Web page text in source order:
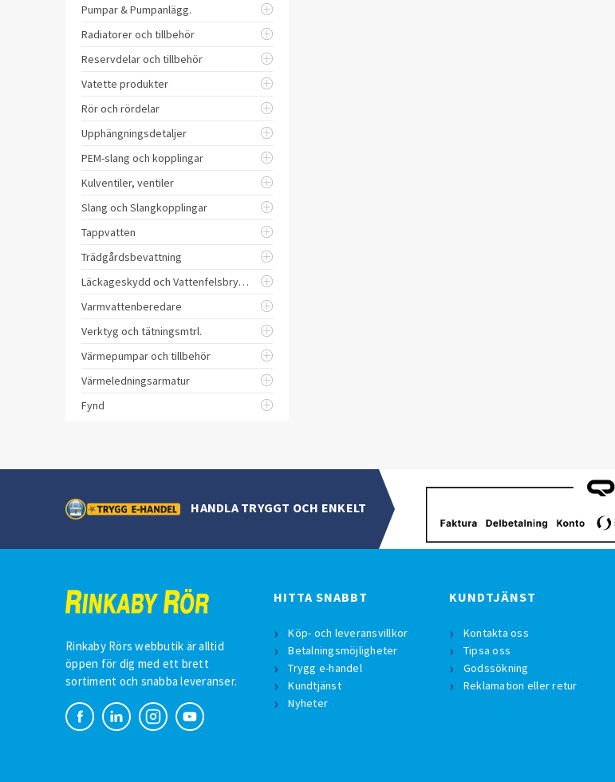
Pumpar & Pumpanlägg.
Radiatorer och tillbehör
Reservdelar och tillbehör
Vatette produkter
Rör och rördelar
Upphängningsdetaljer
PEM-slang och kopplingar
Kulventiler, ventiler
Slang och Slangkopplingar
Tappvatten
Trädgårdsbevattning
Läckageskydd och Vattenfelsbrytare
Varmvattenberedare
Verktyg och tätningsmtrl.
Värmepumpar och tillbehör
Värmeledningsarmatur
Fynd
HANDLA TRYGGT OCH ENKELT
Rinkaby Rörs webbutik är alltid
öppen för dig med ett brett
sortiment och snabba leveranser.
HITTA SNABBT
Köp- och leveransvillkor
Betalningsmöjligheter
Trygg e-handel
Kundtjänst
Nyheter
KUNDTJÄNST
Kontakta oss
Tipsa oss
Godssökning
Reklamation eller retur